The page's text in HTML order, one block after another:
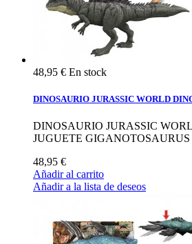
48,95 € En stock
DINOSAURIO JURASSIC WORLD
DINOSAURIO JURASSIC
JUGUETE GIGANOTOSAURUS
48,95 €
Añadir al carrito
Añadir a la lista de deseos